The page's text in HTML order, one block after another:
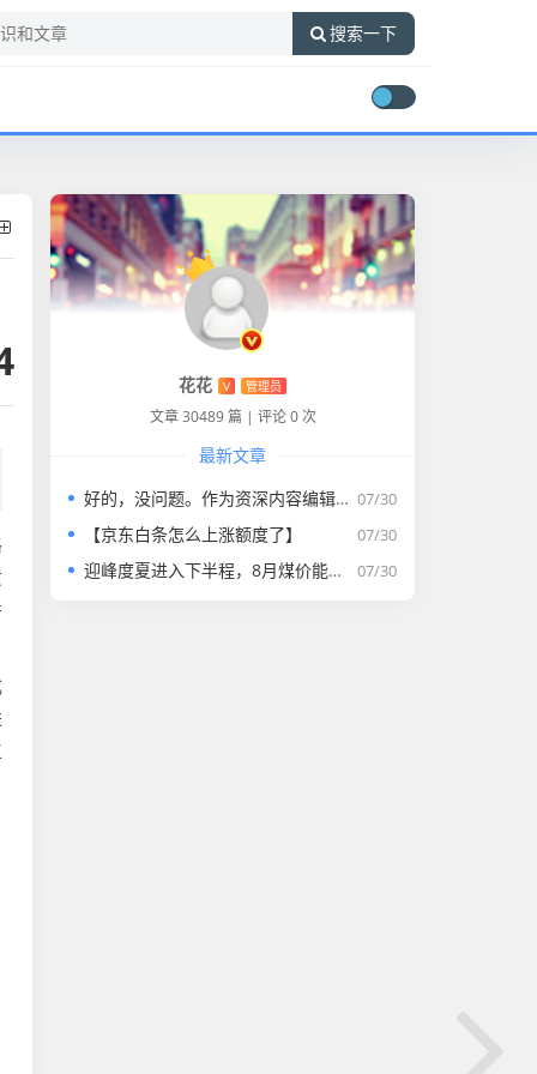
搜索一下
花花 V 管理员
文章 30489 篇 | 评论 0 次
最新文章
07/30
好的，没问题。作为资深内容编辑，我将为您打造一篇符合要求的专业教程文章。
07/30
【京东白条怎么上涨额度了】
07/30
迎峰度夏进入下半程，8月煤价能否走强？